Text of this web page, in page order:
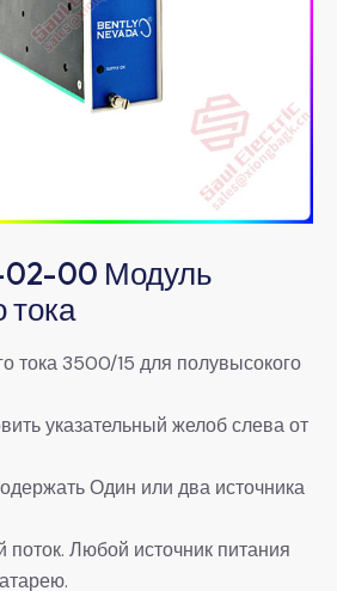
00 Модуль
тока
тока 3500/15 для полувысокого
указательный желоб слева от
Один или два источника
Любой источник питания